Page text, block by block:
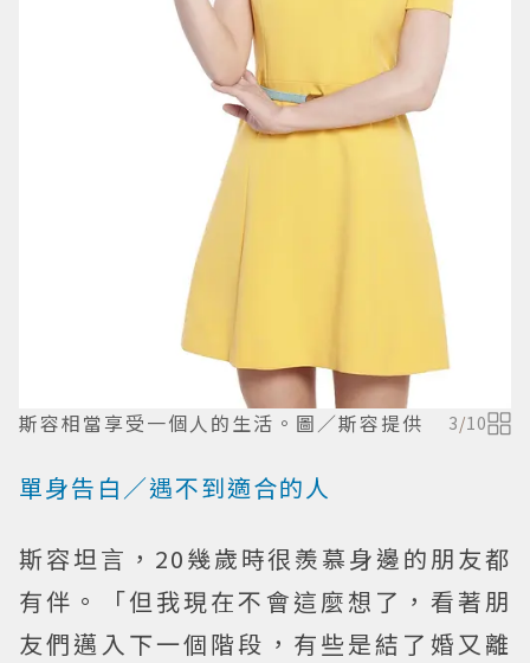
斯容相當享受一個人的生活。圖／斯容提供 3/10
單身告白／遇不到適合的人
斯容坦言，20幾歲時很羨慕身邊的朋友都
有伴。
「但我現在不會這麼想了，看著朋
友們邁入下一個階段，有些是結了婚又離